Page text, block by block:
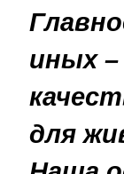
иных
для